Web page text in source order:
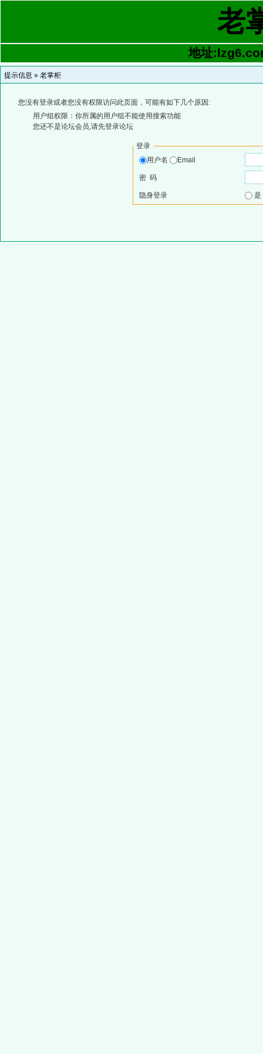
老
地址
提示信息 » 老掌柜
您没有登录或者您没有权限访问此页面，可能有如下几个原因:
用户组权限：你所属的用户组不能使用搜索功能
您还不是论坛会员,请先登录论坛
登录
用户名
Email
密 码
隐身登录